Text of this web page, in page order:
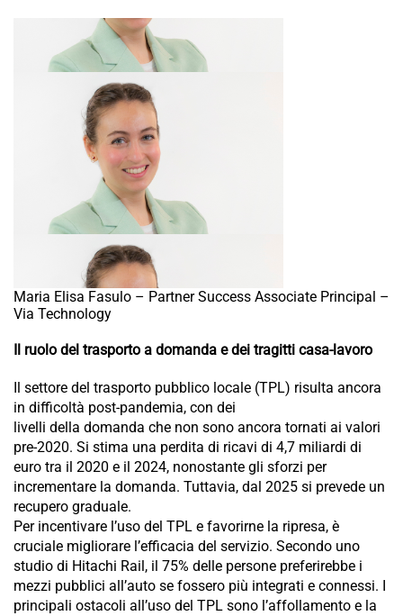
Maria Elisa Fasulo – Partner Success Associate Principal –
Via Technology
Il ruolo del trasporto a domanda e dei tragitti casa-lavoro
Il settore del trasporto pubblico locale (TPL) risulta ancora
in difficoltà post-pandemia, con dei
livelli della domanda che non sono ancora tornati ai valori
pre-2020. Si stima una perdita di ricavi di 4,7 miliardi di
euro tra il 2020 e il 2024, nonostante gli sforzi per
incrementare la domanda. Tuttavia, dal 2025 si prevede un
recupero graduale.
Per incentivare l’uso del TPL e favorirne la ripresa, è
cruciale migliorare l’efficacia del servizio. Secondo uno
studio di Hitachi Rail, il 75% delle persone preferirebbe i
mezzi pubblici all’auto se fossero più integrati e connessi. I
principali ostacoli all’uso del TPL sono l’affollamento e la